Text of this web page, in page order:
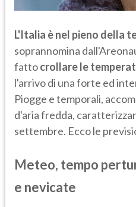
L'Italia è nel pieno della
soprannomina
fattocrollare le
l'arrivo di una forte ed
Piogge e temporali,
d'aria fredda,
settembre. Ecco le
Meteo, tempo
e nevicate